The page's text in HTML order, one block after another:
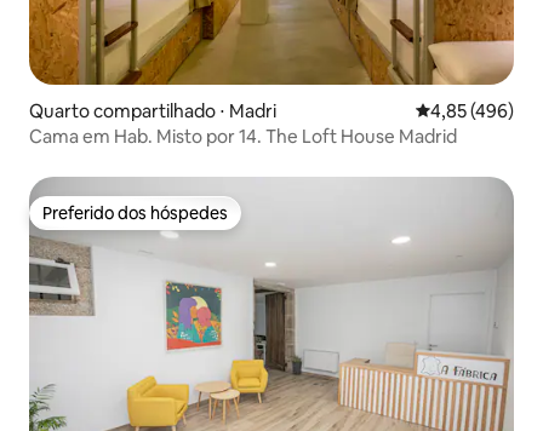
Quarto compartilhado ⋅ Madri 4,85 de uma
4,85 (496)
Cama em Hab. Misto por 14. The Loft House Madrid
Preferido dos hóspedes
Preferido dos hóspedes